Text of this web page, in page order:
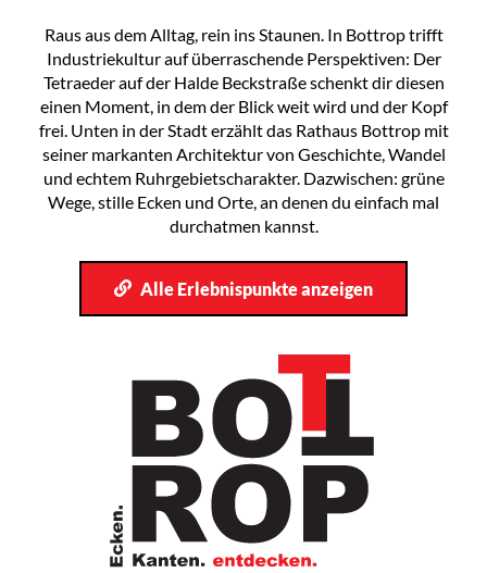
Raus aus dem Alltag, rein ins Staunen. In Bottrop trifft
Industriekultur auf überraschende Perspektiven: Der
Tetraeder auf der Halde Beckstraße schenkt dir diesen
einen Moment, in dem der Blick weit wird und der Kopf
frei. Unten in der Stadt erzählt das Rathaus Bottrop mit
seiner markanten Architektur von Geschichte, Wandel
und echtem Ruhrgebietscharakter. Dazwischen: grüne
Wege, stille Ecken und Orte, an denen du einfach mal
durchatmen kannst.
Alle Erlebnispunkte anzeigen